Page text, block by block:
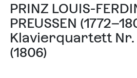
PRINZ LOUIS-
PREUSSEN
Klavierquartett Nr.
(1806)